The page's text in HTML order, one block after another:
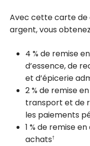
Avec cette carte de
argent, vous
4 % de remise
d’essence, de
et d’épicerie
2 % de remise
transport et de
les paiements
1 % de remise
achats†